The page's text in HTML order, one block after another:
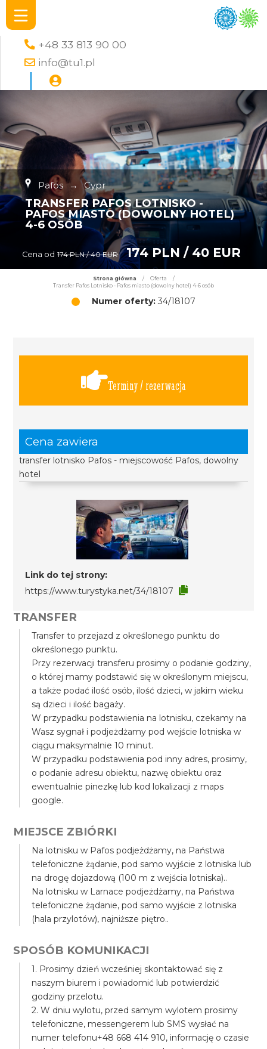
+48 33 813 90 00
info@tu1.pl
Pafos → Cypr
TRANSFER PAFOS LOTNISKO -
PAFOS MIASTO (DOWOLNY HOTEL)
4-6 OSÓB
Cena od 174 PLN / 40 EUR 174 PLN / 40 EUR
Strona główna / Oferta
/
Transfer Pafos Lotnisko - Pafos miasto (dowolny hotel) 4-6 osób
Numer oferty: 34/18107
Terminy / rezerwacja
Cena zawiera
transfer lotnisko Pafos - miejscowość Pafos, dowolny
hotel
Link do tej strony:
https://www.turystyka.net/34/18107
TRANSFER
Transfer to przejazd z określonego punktu do
określonego punktu.
Przy rezerwacji transferu prosimy o podanie godziny,
o której mamy podstawić się w określonym miejscu,
a także podać ilość osób, ilość dzieci, w jakim wieku
są dzieci i ilość bagaży.
W przypadku podstawienia na lotnisku, czekamy na
Wasz sygnał i podjeżdżamy pod wejście lotniska w
ciągu maksymalnie 10 minut.
W przypadku podstawienia pod inny adres, prosimy,
o podanie adresu obiektu, nazwę obiektu oraz
ewentualnie pinezkę lub kod lokalizacji z maps
google.
MIEJSCE ZBIÓRKI
Na lotnisku w Pafos podjeżdżamy, na Państwa
telefoniczne żądanie, pod samo wyjście z lotniska lub
na drogę dojazdową (100 m z wejścia lotniska)..
Na lotnisku w Larnace podjeżdżamy, na Państwa
telefoniczne żądanie, pod samo wyjście z lotniska
(hala przylotów), najniższe piętro..
SPOSÓB KOMUNIKACJI
1. Prosimy dzień wcześniej skontaktować się z
naszym biurem i powiadomić lub potwierdzić
godziny przelotu.
2. W dniu wylotu, przed samym wylotem prosimy
telefoniczne, messengerem lub SMS wysłać na
numer telefonu+48 668 414 910, informację o czasie